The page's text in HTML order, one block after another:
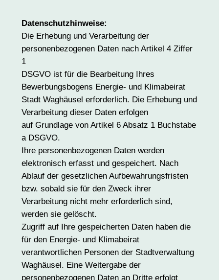
Datenschutzhinweise:
Die Erhebung und Verarbeitung der
personenbezogenen Daten nach Artikel 4 Ziffer
1
DSGVO ist für die Bearbeitung Ihres
Bewerbungsbogens Energie- und Klimabeirat
Stadt Waghäusel erforderlich. Die Erhebung und
Verarbeitung dieser Daten erfolgen
auf Grundlage von Artikel 6 Absatz 1 Buchstabe
a DSGVO.
Ihre personenbezogenen Daten werden
elektronisch erfasst und gespeichert. Nach
Ablauf der gesetzlichen Aufbewahrungsfristen
bzw. sobald sie für den Zweck ihrer
Verarbeitung nicht mehr erforderlich sind,
werden sie gelöscht.
Zugriff auf Ihre gespeicherten Daten haben die
für den Energie- und Klimabeirat
verantwortlichen Personen der Stadtverwaltung
Waghäusel. Eine Weitergabe der
personenbezogenen Daten an Dritte erfolgt